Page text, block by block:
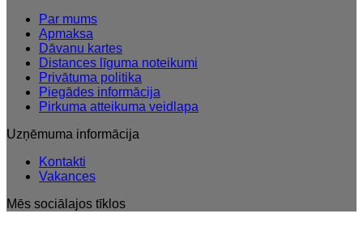
Par mums
Apmaksa
Dāvanu kartes
Distances līguma noteikumi
Privātuma politika
Piegādes informācija
Pirkuma atteikuma veidlapa
Uzņēmuma informācija
Kontakti
Vakances
Mēs sociālajos tīklos